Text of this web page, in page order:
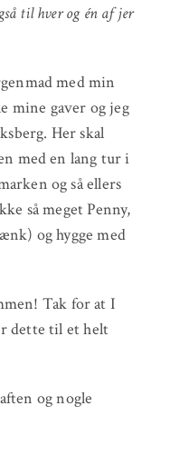
til hver og én af jer
med min
mine gaver og jeg
Her skal
med en lang tur i
og så ellers
så meget Penny,
og hygge med
Tak for at I
dette til et helt
og nogle